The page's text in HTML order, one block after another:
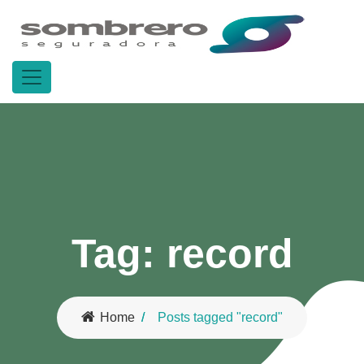
Tag: record
Home Posts tagged "record"